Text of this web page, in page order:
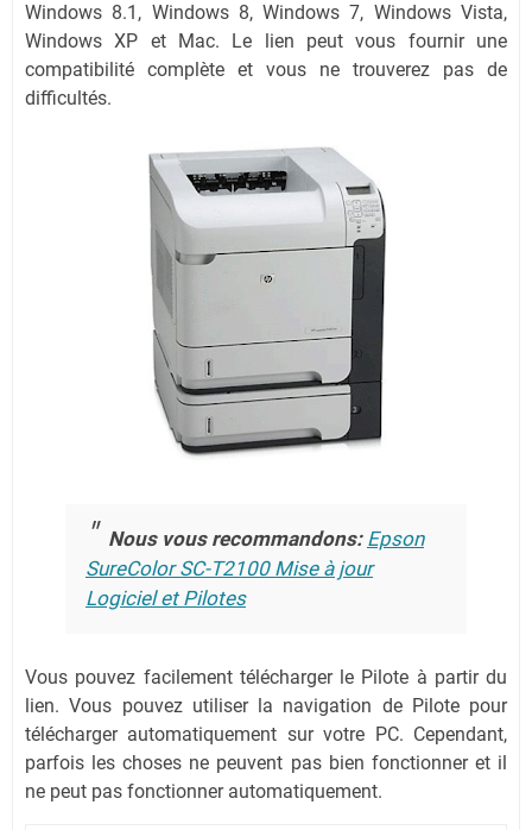
Windows 8.1, Windows 8, Windows 7, Windows Vista,
Windows XP et Mac. Le lien peut vous fournir une
compatibilité complète et vous ne trouverez pas de
difficultés.
Nous vous recommandons: Epson
SureColor SC-T2100 Mise à jour
Logiciel et Pilotes
Vous pouvez facilement télécharger le Pilote à partir du
lien.Vous pouvez utiliser la navigation de Pilote pour
télécharger automatiquement sur votre PC. Cependant,
parfois les choses ne peuvent pas bien fonctionner et il
ne peut pas fonctionner automatiquement.